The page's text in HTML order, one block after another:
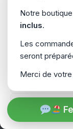
Gérer les services
Copyright ©
Notre
inclus.
Les
seront
Merci de